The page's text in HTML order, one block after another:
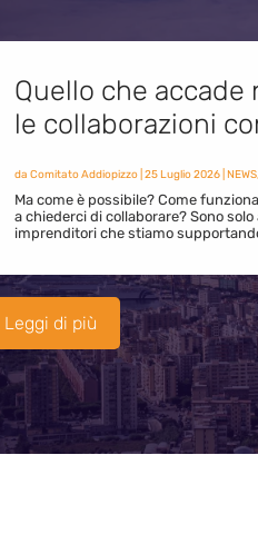
Quello che
le collaborazioni
da Comitato Addiopizzo| 25 Luglio 2026| NEWS,
Ma come è possibile? Come
a chiederci di collaborare? Sono
imprenditori che stiamo
Leggi di più